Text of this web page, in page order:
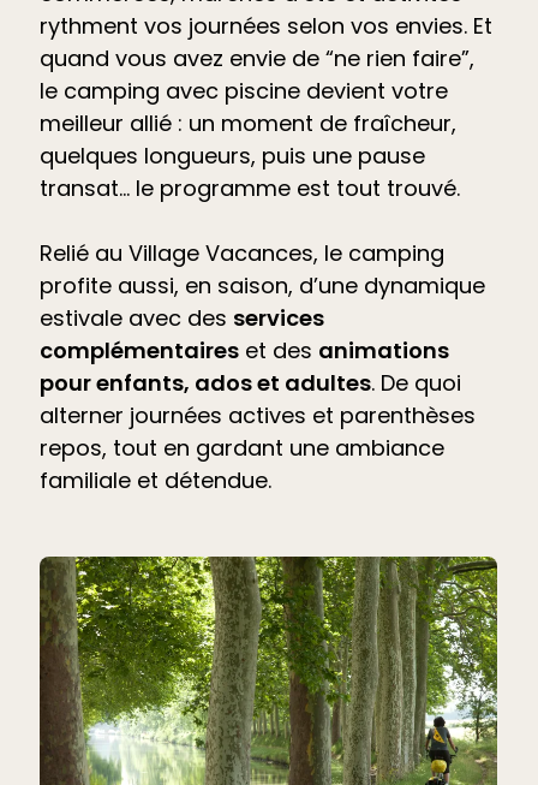
rythment vos journées selon vos envies. Et
quand vous avez envie de “ne rien faire”,
le camping avec piscine devient votre
meilleur allié : un moment de fraîcheur,
quelques longueurs, puis une pause
transat… le programme est tout trouvé.
Relié au Village Vacances, le camping
profite aussi, en saison, d’une dynamique
estivale avec des services
complémentaires et des animations
pour enfants, ados et adultes. De quoi
alterner journées actives et parenthèses
repos, tout en gardant une ambiance
familiale et détendue.